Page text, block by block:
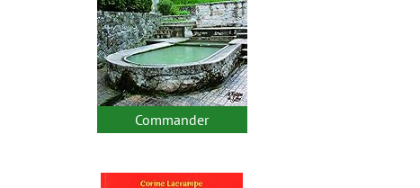
Commander